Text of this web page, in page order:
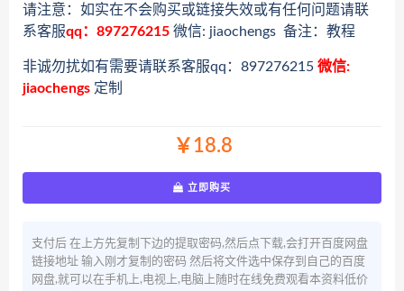
请注意：如实在不会购买或链接失效或有任何问题请联
系客服qq：897276215 微信: jiaochengs 备注：教程
非诚勿扰如有需要请联系客服qq：897276215 微信:
jiaochengs 定制
￥18.8
立即购买
支付后 在上方先复制下边的提取密码,然后点下载,会打开百度网盘
链接地址 输入刚才复制的密码 然后将文件选中保存到自己的百度
网盘,就可以在手机上,电视上,电脑上随时在线免费观看本资料低价